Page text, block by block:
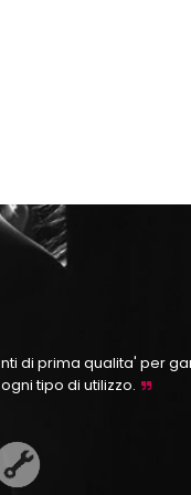
di prima qualita' per
tipo di utilizzo.